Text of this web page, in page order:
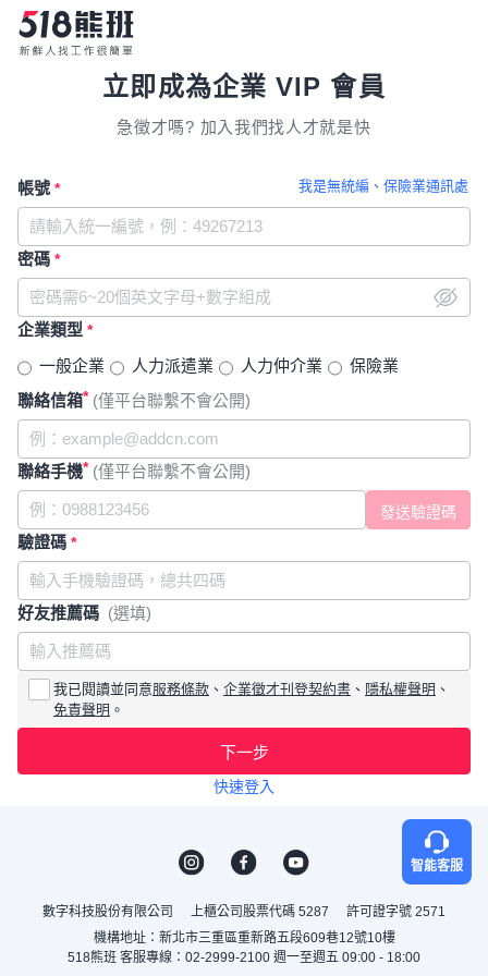
立即成為企業 VIP 會員
急徵才嗎? 加入我們找人才就是快
我是無統編、保險業通訊處
帳號 *
密碼 *
企業類型 *
一般企業 人力派遣業 人力仲介業
保險業
聯絡信箱* (僅平台聯繫不會公開)
聯絡手機* (僅平台聯繫不會公開)
驗證碼 *
好友推薦碼 (選填)
我已閱讀並同意服務條款 、 企業徵才刊登契約書 、 隱私權聲明 、
免責聲明 。
下一步
快速登入
智能客服
數字科技股份有限公司 上櫃公司股票代碼 5287
許可證字號 2571
機構地址：新北市三重區重新路五段609巷12號10樓
518熊班 客服專線：02-2999-2100 週一至週五 09:00 - 18:00